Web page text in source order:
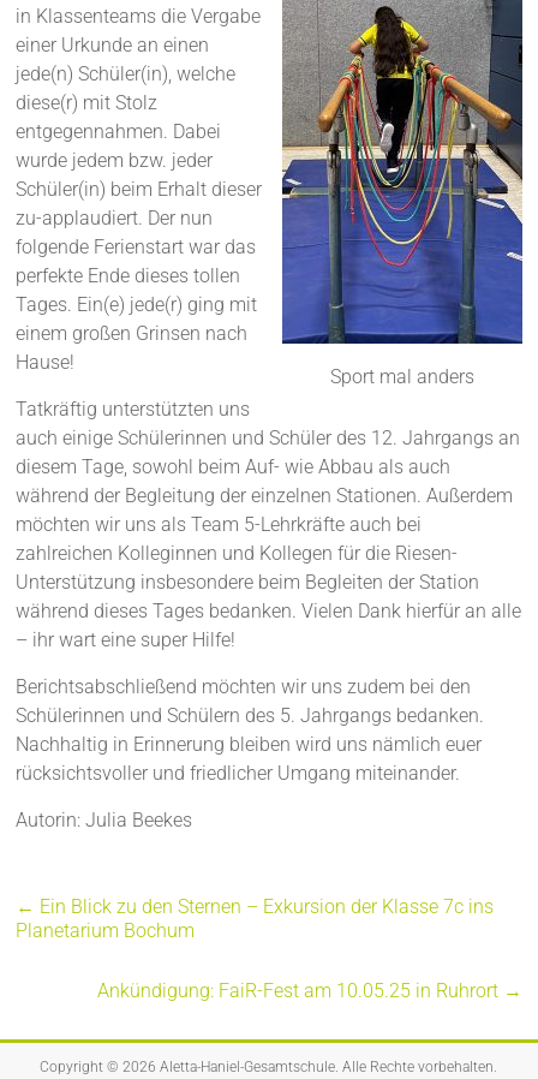
Sport mal anders
in Klassenteams die Vergabe
einer Urkunde an einen
jede(n) Schüler(in), welche
diese(r) mit Stolz
entgegennahmen. Dabei
wurde jedem bzw. jeder
Schüler(in) beim Erhalt dieser
zu-applaudiert. Der nun
folgende Ferienstart war das
perfekte Ende dieses tollen
Tages. Ein(e) jede(r) ging mit
einem großen Grinsen nach
Hause!
Tatkräftig unterstützten uns
auch einige Schülerinnen und Schüler des 12. Jahrgangs an
diesem Tage, sowohl beim Auf- wie Abbau als auch
während der Begleitung der einzelnen Stationen. Außerdem
möchten wir uns als Team 5-Lehrkräfte auch bei
zahlreichen Kolleginnen und Kollegen für die Riesen-
Unterstützung insbesondere beim Begleiten der Station
während dieses Tages bedanken. Vielen Dank hierfür an alle
– ihr wart eine super Hilfe!
Berichtsabschließend möchten wir uns zudem bei den
Schülerinnen und Schülern des 5. Jahrgangs bedanken.
Nachhaltig in Erinnerung bleiben wird uns nämlich euer
rücksichtsvoller und friedlicher Umgang miteinander.
Autorin: Julia Beekes
← Ein Blick zu den Sternen – Exkursion der Klasse 7c ins
Planetarium Bochum
Ankündigung: FaiR-Fest am 10.05.25 in Ruhrort →
Copyright © 2026Aletta-Haniel-Gesamtschule. Alle Rechte vorbehalten.